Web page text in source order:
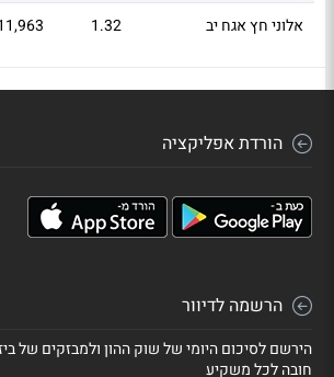
אלוני חץ אגח יב
1.32
הורדת אפליקציה
הרשמה לדיוור
הירשם לסיכום היומי של שוק ההון ולמבזקים של
חובה לכל משקיע